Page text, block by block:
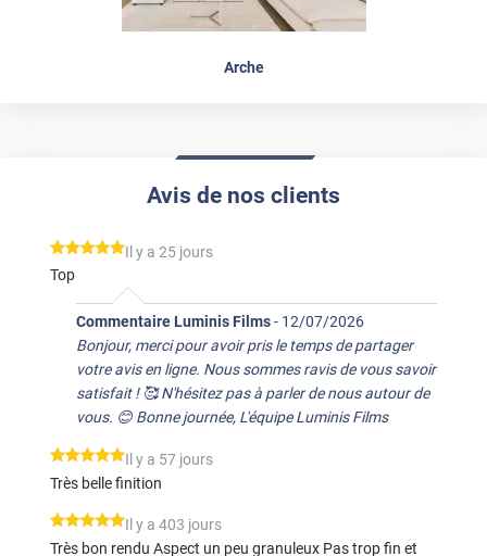
Arche
Avis de nos clients
*****
Il y a 25 jours
Top
Commentaire Luminis Films- 12/07/2026
Bonjour, merci pour avoir pris le temps de partager
votre avis en ligne. Nous sommes ravis de vous savoir
satisfait ! 🥰 N'hésitez pas à parler de nous autour de
vous. 😊 Bonne journée, L'équipe Luminis Films
*****
Il y a 57 jours
Très belle finition
*****
Il y a 403 jours
Très bon rendu Aspect un peu granuleux Pas trop fin et